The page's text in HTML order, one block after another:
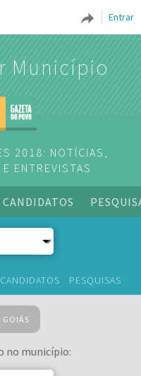
Entrar
Município
2018: NOTÍCIAS,
ENTREVISTAS
CANDIDATOS
CANDIDATOS PESQUISAS
GOIÁS
no município: